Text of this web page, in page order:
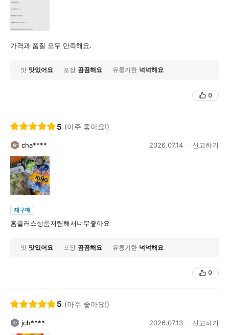
가격과 품질 모두 만족해요.
맛 맛있어요 포장 꼼꼼해요 유통기한 넉넉해요
0
5 (아주 좋아요!)
cha**** 2026.07.14 신고하기
재구매
홈플러스상품저렴해서너무좋아요
맛 맛있어요 포장 꼼꼼해요 유통기한 넉넉해요
0
5 (아주 좋아요!)
jch**** 2026.07.13 신고하기